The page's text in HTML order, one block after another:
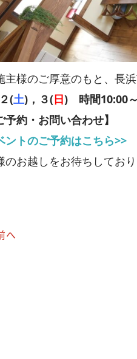
主様のご厚意のもと、長
(土)，３(日) 時間10:00
予約・お問い合わせ】
ントのご予約はこちら>>
のお越しをお待ちしてお
へ